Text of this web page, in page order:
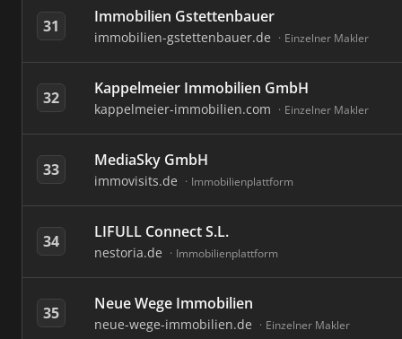
31 Immobilien Gstettenbauer
immobilien-gstettenbauer.de Einzelner Makler
32 Kappelmeier Immobilien GmbH
kappelmeier-immobilien.com Einzelner Makler
33 MediaSky GmbH
immovisits.de Immobilienplattform
34 LIFULL Connect S.L.
nestoria.de Immobilienplattform
35 Neue Wege Immobilien
neue-wege-immobilien.de Einzelner Makler